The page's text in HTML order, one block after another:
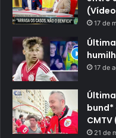
17 de
17 de
bund*
21 de